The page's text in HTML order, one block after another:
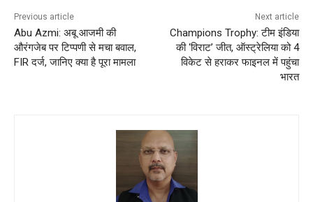
Previous article
Abu Azmi: अबू आजमी की
औरंगजेब पर टिप्पणी से मचा बवाल,
FIR दर्ज, जानिए क्या है पूरा मामला
Next article
Champions Trophy: टीम इंडिया
की ‘विराट’ जीत, ऑस्ट्रेलिया को 4
विकेट से हराकर फाइनल में पहुंचा
भारत